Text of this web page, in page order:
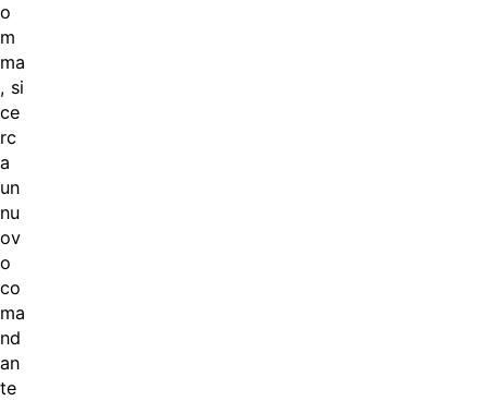
o
m
ma
, si
ce
rc
a
un
nu
ov
o
co
ma
nd
an
te